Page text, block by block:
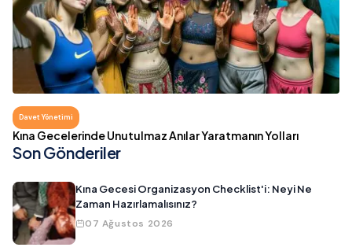
Davet Yönetimi
Kına Gecelerinde Unutulmaz Anılar Yaratmanın Yolları
Son Gönderiler
Kına Gecesi Organizasyon Checklist'i: Neyi Ne
Zaman Hazırlamalısınız?
07 Ağustos 2026